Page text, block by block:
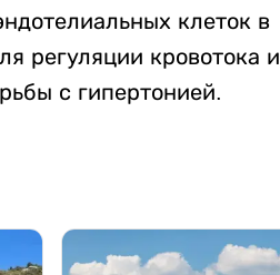
клеток в
регуляции кровотока и
с гипертонией.